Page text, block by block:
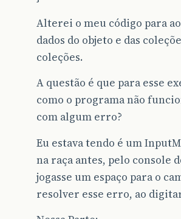
* Animal pet = new
	 * cli.addAnimal(pet);
*
	 *
* } while (resposta ==
	 */
it
while (it.hasNext()) {
Animal animalTemp =
+
" - " +
Alterei o meu código para
dados do objeto e das
coleções.
A questão é que para esse
como o programa não
com algum erro?
Eu estava tendo é um
na raça antes, pelo console
jogasse um espaço para o
resolver esse erro, ao